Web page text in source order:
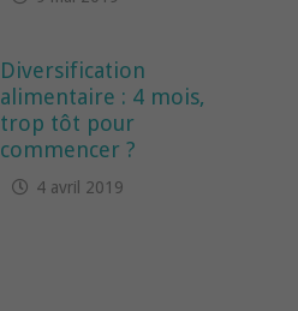
Diversification
alimentaire : 4 mois,
trop tôt pour
commencer ?
4 avril 2019